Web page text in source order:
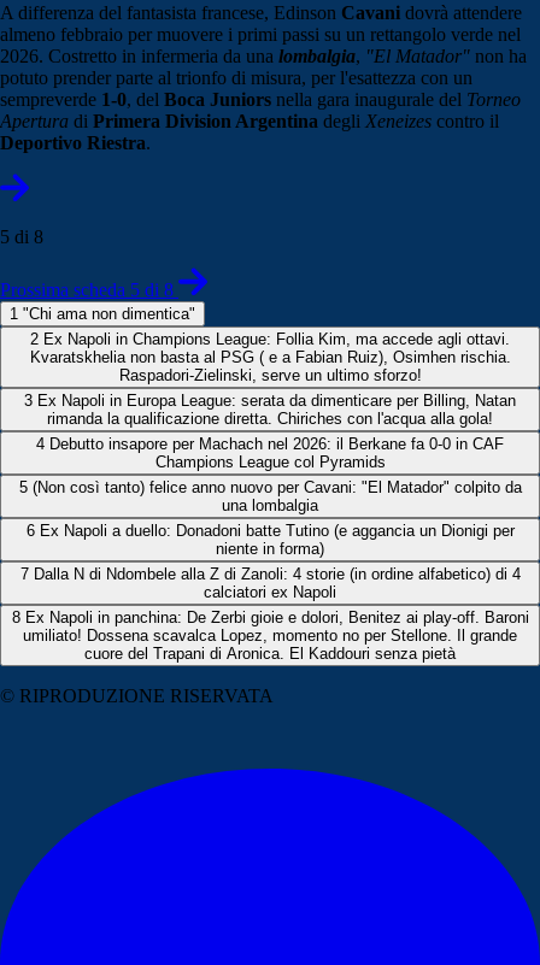
A differenza del fantasista francese, Edinson Cavani dovrà attendere
almeno febbraio per muovere i primi passi su un rettangolo verde nel
2026. Costretto in infermeria da una lombalgia, "El Matador" non ha
potuto prender parte al trionfo di misura, per l'esattezza con un
sempreverde 1-0, del Boca Juniors nella gara inaugurale del Torneo
Apertura di Primera Division Argentina degli Xeneizes contro il
Deportivo Riestra.
5 di 8
Prossima scheda 5 di 8
1 "Chi ama non dimentica"
2 Ex Napoli in Champions League: Follia Kim, ma accede agli ottavi.
Kvaratskhelia non basta al PSG ( e a Fabian Ruiz), Osimhen rischia.
Raspadori-Zielinski, serve un ultimo sforzo!
3 Ex Napoli in Europa League: serata da dimenticare per Billing, Natan
rimanda la qualificazione diretta. Chiriches con l'acqua alla gola!
4 Debutto insapore per Machach nel 2026: il Berkane fa 0-0 in CAF
Champions League col Pyramids
5 (Non così tanto) felice anno nuovo per Cavani: "El Matador" colpito da
una lombalgia
6 Ex Napoli a duello: Donadoni batte Tutino (e aggancia un Dionigi per
niente in forma)
7 Dalla N di Ndombele alla Z di Zanoli: 4 storie (in ordine alfabetico) di 4
calciatori ex Napoli
8 Ex Napoli in panchina: De Zerbi gioie e dolori, Benitez ai play-off. Baroni
umiliato! Dossena scavalca Lopez, momento no per Stellone. Il grande
cuore del Trapani di Aronica. El Kaddouri senza pietà
© RIPRODUZIONE RISERVATA